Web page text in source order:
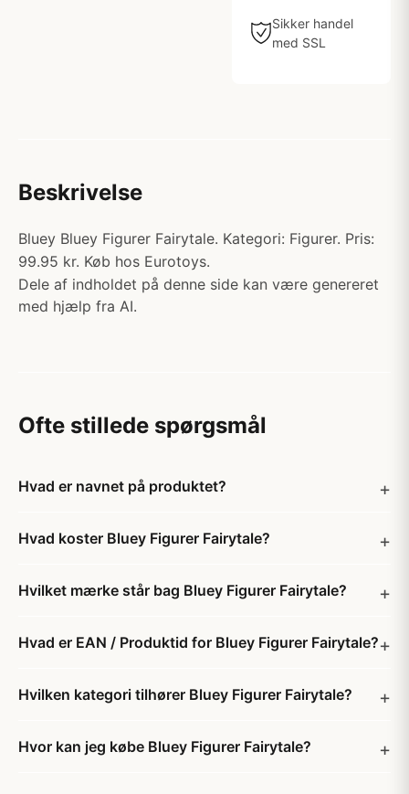
Sikker handel
med SSL
Beskrivelse
Bluey Bluey Figurer Fairytale. Kategori: Figurer. Pris:
99.95 kr. Køb hos Eurotoys.
Dele af indholdet på denne side kan være genereret
med hjælp fra AI.
Ofte stillede spørgsmål
Hvad er navnet på produktet?
Hvad koster Bluey Figurer Fairytale?
Hvilket mærke står bag Bluey Figurer Fairytale?
Hvad er EAN / Produktid for Bluey Figurer Fairytale?
Hvilken kategori tilhører Bluey Figurer Fairytale?
Hvor kan jeg købe Bluey Figurer Fairytale?